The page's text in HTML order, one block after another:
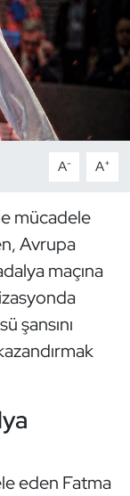
A- A+
mücadele
Avrupa
maçına
şansını
eden Fatma